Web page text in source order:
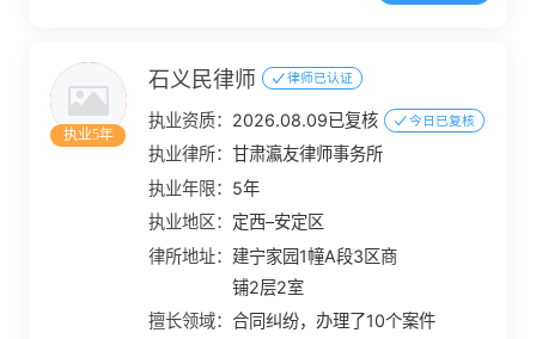
执业5年
石义民律师 律师已认证
执业资质： 2026.08.09已复核 今日已复核
执业律所：甘肃瀛友律师事务所
执业年限： 5年
执业地区： 定西–安定区
律所地址： 建宁家园1幢A段3区商
铺2层2室
擅长领域：合同纠纷，办理了10个案件